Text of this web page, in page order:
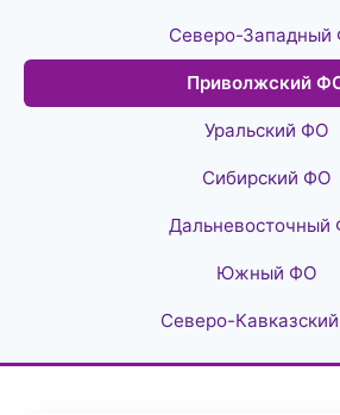
Северо-Западный
Приволжский
Уральский ФО
Сибирский ФО
Дальневосточный
Южный ФО
Северо-